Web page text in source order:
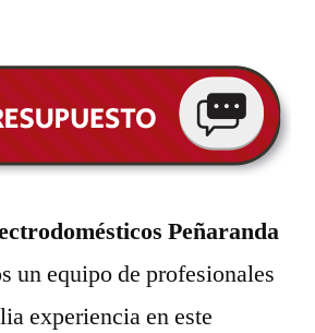
Peñaranda
un equipo de profesionales
experiencia en este